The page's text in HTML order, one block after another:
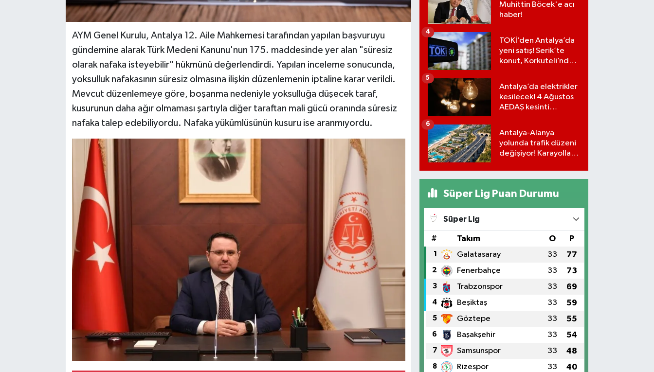
AYM Genel Kurulu, Antalya 12. Aile Mahkemesi tarafından yapılan başvuruyu
gündemine alarak Türk Medeni Kanunu'nun 175. maddesinde yer alan "süresiz
olarak nafaka isteyebilir" hükmünü değerlendirdi. Yapılan inceleme sonucunda,
yoksulluk nafakasının süresiz olmasına ilişkin düzenlemenin iptaline karar verildi.
Mevcut düzenlemeye göre, boşanma nedeniyle yoksulluğa düşecek taraf,
kusurunun daha ağır olmaması şartıyla diğer taraftan mali gücü oranında süresiz
nafaka talep edebiliyordu. Nafaka yükümlüsünün kusuru ise aranmıyordu.
Muhittin Böcek'e acı
haber!
TOKİ’den Antalya’da
yeni satış! Serik’te
konut, Korkuteli’nde
4
Antalya’da elektrikler
kesilecek! 4 Ağustos
AEDAŞ kesinti
5
Antalya-Alanya
yolunda trafik düzeni
değişiyor! Karayolları
6
Süper Lig Puan Durumu
Süper Lig
# Takım O P
1 Galatasaray 33 77
2 Fenerbahçe 33 73
3 Trabzonspor 33 69
4 Beşiktaş 33 59
5 Göztepe 33 55
6 Başakşehir 33 54
7 Samsunspor 33 48
8 Rizespor 33 40